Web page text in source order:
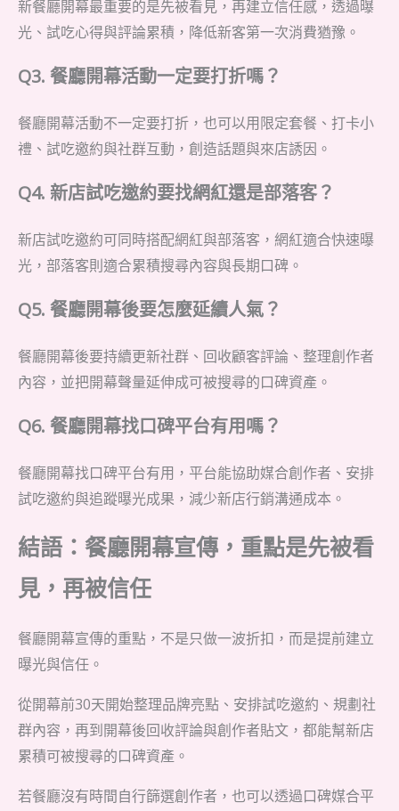
新餐廳開幕最重要的是先被看見，再建立信任感，透過曝
光、試吃心得與評論累積，降低新客第一次消費猶豫。
Q3. 餐廳開幕活動一定要打折嗎？
餐廳開幕活動不一定要打折，也可以用限定套餐、打卡小
禮、試吃邀約與社群互動，創造話題與來店誘因。
Q4. 新店試吃邀約要找網紅還是部落客？
新店試吃邀約可同時搭配網紅與部落客，網紅適合快速曝
光，部落客則適合累積搜尋內容與長期口碑。
Q5. 餐廳開幕後要怎麼延續人氣？
餐廳開幕後要持續更新社群、回收顧客評論、整理創作者
內容，並把開幕聲量延伸成可被搜尋的口碑資產。
Q6. 餐廳開幕找口碑平台有用嗎？
餐廳開幕找口碑平台有用，平台能協助媒合創作者、安排
試吃邀約與追蹤曝光成果，減少新店行銷溝通成本。
結語：餐廳開幕宣傳，重點是先被看
見，再被信任
餐廳開幕宣傳的重點，不是只做一波折扣，而是提前建立
曝光與信任。
從開幕前30天開始整理品牌亮點、安排試吃邀約、規劃社
群內容，再到開幕後回收評論與創作者貼文，都能幫新店
累積可被搜尋的口碑資產。
若餐廳沒有時間自行篩選創作者，也可以透過口碑媒合平